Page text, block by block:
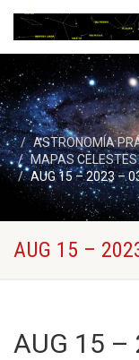
ASTRONOMÍA
MAPAS
AUG 15 – 2023 –
AUG 15 –
AUG 15